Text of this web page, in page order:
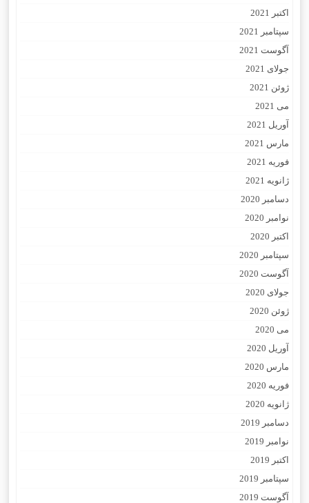
اکتبر 2021
سپتامبر 2021
آگوست 2021
جولای 2021
ژوئن 2021
می 2021
آوریل 2021
مارس 2021
فوریه 2021
ژانویه 2021
دسامبر 2020
نوامبر 2020
اکتبر 2020
سپتامبر 2020
آگوست 2020
جولای 2020
ژوئن 2020
می 2020
آوریل 2020
مارس 2020
فوریه 2020
ژانویه 2020
دسامبر 2019
نوامبر 2019
اکتبر 2019
سپتامبر 2019
آگوست 2019